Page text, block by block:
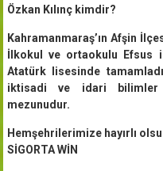
Özkan Kılınç kimdir?
Kahramanmaraş’ın Afşin
İlkokul ve ortaokulu Efsus
Atatürk lisesinde
iktisadi ve idari bilimler
mezunudur.
Hemşehrilerimize hayırlı
SİGORTA WİN